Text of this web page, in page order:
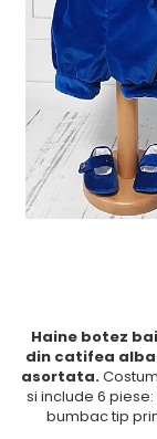
Cercei de aur
Cercei din aur
Cercei din aur alb
Cercei aur cu surub
Haine botez
din catifea
asortata.
si include 6
bumbac tip